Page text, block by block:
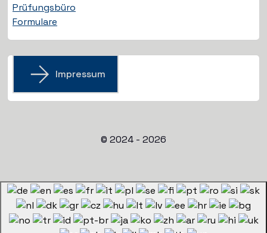
Prüfungsbüro
Formulare
Impressum
© 2024 - 2026